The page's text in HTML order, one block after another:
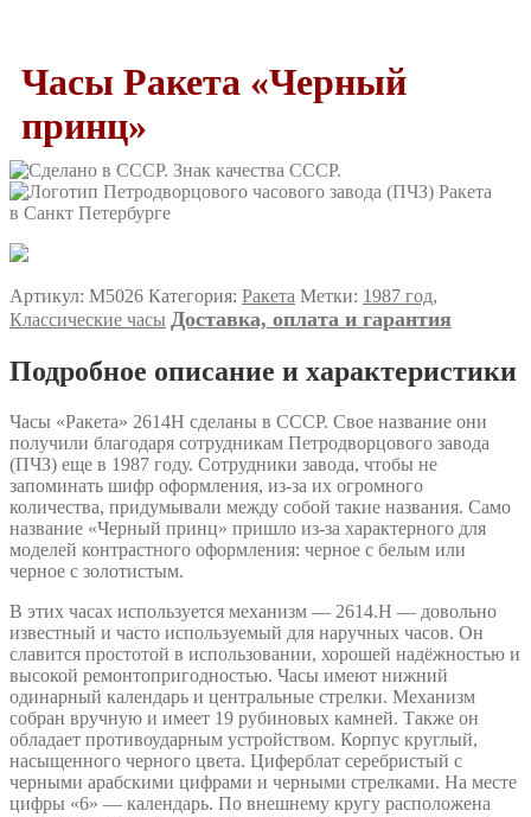
Часы Ракета «Черный
принц»
Первоначальная
цена
составляла
17400,00 ₽.
Текущая
цена:
14300,00 ₽.
Артикул: M5026 Категория: Ракета Метки: 1987 год,
Классические часы Доставка, оплата и гарантия
Подробное описание и характеристики
Часы «Ракета» 2614Н сделаны в СССР. Свое название они
получили благодаря сотрудникам Петродворцового завода
(ПЧЗ) еще в 1987 году. Сотрудники завода, чтобы не
запоминать шифр оформления, из-за их огромного
количества, придумывали между собой такие названия. Само
название «Черный принц» пришло из-за характерного для
моделей контрастного оформления: черное с белым или
черное с золотистым.
В этих часах используется механизм — 2614.Н — довольно
известный и часто используемый для наручных часов. Он
славится простотой в использовании, хорошей надёжностью и
высокой ремонтопригодностью. Часы имеют нижний
одинарный календарь и центральные стрелки. Механизм
собран вручную и имеет 19 рубиновых камней. Также он
обладает противоударным устройством. Корпус круглый,
насыщенного черного цвета. Циферблат серебристый с
черными арабскими цифрами и черными стрелками. На месте
цифры «6» — календарь. По внешнему кругу расположена